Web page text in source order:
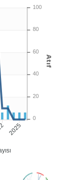
2025
100
80
60
40
20
0
Atıf